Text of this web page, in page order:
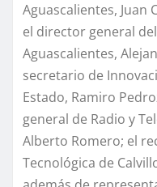
Aguascalientes, Juan
el director general
Aguascalientes,
secretario de
Estado, Ramiro
general de Radio y
Alberto Romero; el
Tecnológica de